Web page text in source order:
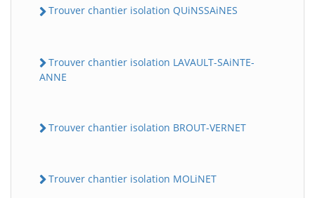
Trouver chantier isolation QUiNSSAiNES
Trouver chantier isolation LAVAULT-SAiNTE-
ANNE
Trouver chantier isolation BROUT-VERNET
Trouver chantier isolation MOLiNET